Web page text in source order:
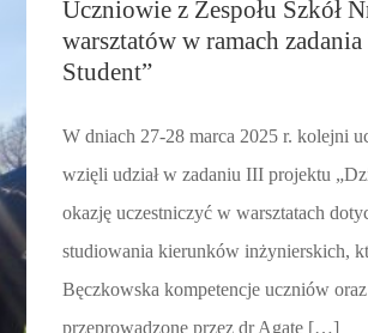
Uczniowie z Zespołu Szkół
warsztatów w ramach
Student”
W dniach 27-28 marca 2025 r. kolejni
wzięli udział w zadaniu III projektu
okazję uczestniczyć w warsztatach
studiowania kierunków inżynierskich,
Bęczkowska kompetencje uczniów
przeprowadzone przez dr Agatę […]